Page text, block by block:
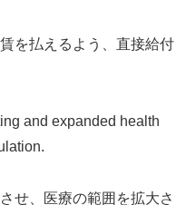
を払えるよう、直接給付
and expanded health
せ、医療の範囲を拡大さ